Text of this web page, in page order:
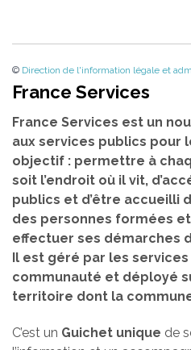
© Direction de l'information légale et
France Services
France Services est un
aux services publics pour
objectif : permettre à
soit l’endroit où il vit,
publics et d’être accueilli
des personnes formées
effectuer ses démarches
Il est géré par les
communauté et déployé
territoire dont la
C’est un Guichet unique de